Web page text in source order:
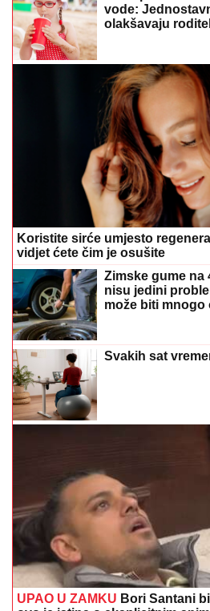
vode:
olakšavaju
Koristite sirće umjesto
vidjet ćete čim je osušite
Zimske gume na
nisu jedini
može biti mnogo
Svakih sat
UPAO U ZAMKU Bori Santani